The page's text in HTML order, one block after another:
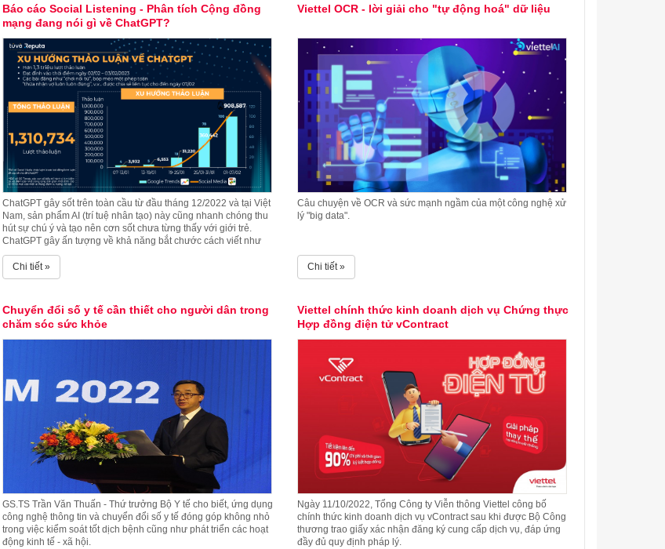
Báo cáo Social Listening - Phân tích Cộng đồng
mạng đang nói gì về ChatGPT?
ChatGPT gây sốt trên toàn cầu từ đầu tháng 12/2022 và tại Việt
Nam, sản phẩm AI (trí tuệ nhân tạo) này cũng nhanh chóng thu
hút sự chú ý và tạo nên cơn sốt chưa từng thấy với giới trẻ.
ChatGPT gây ấn tượng về khả năng bắt chước cách viết như
soạn thảo sơ yếu lý lịch, làm thơ và hoàn thành bài tập về nhà
chỉ trong vài giây.
Chi tiết »
Viettel OCR - lời giải cho "tự động hoá" dữ liệu
Câu chuyện về OCR và sức mạnh ngầm của một công nghệ xử
lý "big data".
Chi tiết »
Chuyển đổi số y tế cần thiết cho người dân trong
chăm sóc sức khỏe
GS.TS Trần Văn Thuấn - Thứ trưởng Bộ Y tế cho biết, ứng dụng
công nghệ thông tin và chuyển đổi số y tế đóng góp không nhỏ
trong việc kiểm soát tốt dịch bệnh cũng như phát triển các hoạt
động kinh tế - xã hội.
Viettel chính thức kinh doanh dịch vụ Chứng thực
Hợp đồng điện tử vContract
Ngày 11/10/2022, Tổng Công ty Viễn thông Viettel công bố
chính thức kinh doanh dịch vụ vContract sau khi được Bộ Công
thương trao giấy xác nhận đăng ký cung cấp dịch vụ, đáp ứng
đầy đủ quy định pháp lý.